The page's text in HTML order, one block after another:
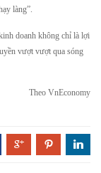
làng”.
doanh không chỉ là lợi
vượt vượt qua sóng
Theo VnEconomy
c d j